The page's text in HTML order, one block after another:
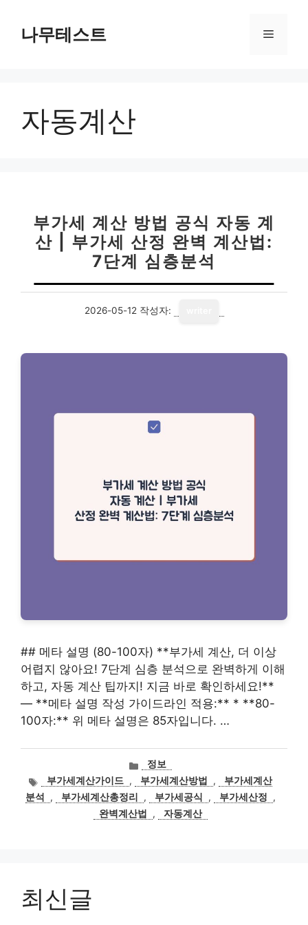
나무테스트 메
자동계산
부가세 계산 방법 공식 자동 계
산 | 부가세 산정 완벽 계산법:
7단계 심층분석
2026-05-12 작성자:
## 메타 설명 (80-100자) **부가세 계산, 더 이상
어렵지 않아요! 7단계 심층 분석으로 완벽하게 이해
하고, 자동 계산 팁까지! 지금 바로 확인하세요!**
— **메타 설명 작성 가이드라인 적용:** * **80-
100자:** 위 메타 설명은 85자입니다. …
카
테
고
리
정보
태
그
부가세계산가이드 , 부가세계산방법 ,
부가세계산
분석
, 부가세계산총정리 , 부가세공식 , 부가세산정
,
완벽계산법
, 자동계산
최신글